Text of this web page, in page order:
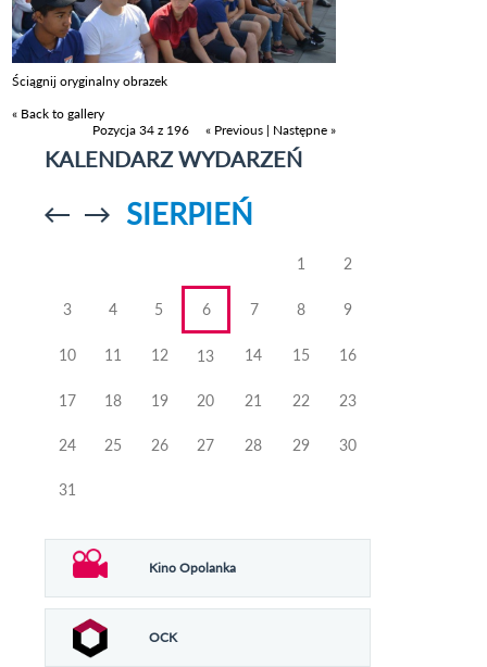
Ściągnij oryginalny obrazek
« Back to gallery
Pozycja 34 z 196
« Previous | Następne »
KALENDARZ WYDARZEŃ
Przejdź doPrzejdź do
SIERPIEŃ
1 2
3 4 5 6 7 8 9
10 11 12 13 14 15 16
17 18 19 20 21 22 23
24 25 26 27 28 29 30
31
Kino Opolanka
OCK